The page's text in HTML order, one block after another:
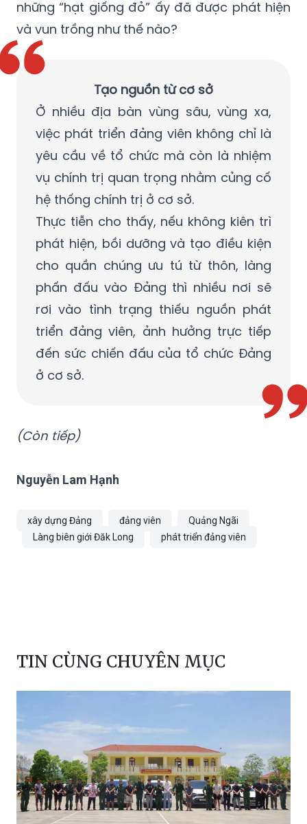
những “hạt giống đỏ” ấy đã được phát hiện
và vun trồng như thế nào?
Tạo nguồn từ cơ sở
Ở nhiều địa bàn vùng sâu, vùng xa,
việc phát triển đảng viên không chỉ là
yêu cầu về tổ chức mà còn là nhiệm
vụ chính trị quan trọng nhằm củng cố
hệ thống chính trị ở cơ sở.
Thực tiễn cho thấy, nếu không kiên trì
phát hiện, bồi dưỡng và tạo điều kiện
cho quần chúng ưu tú từ thôn, làng
phấn đấu vào Đảng thì nhiều nơi sẽ
rơi vào tình trạng thiếu nguồn phát
triển đảng viên, ảnh hưởng trực tiếp
đến sức chiến đấu của tổ chức Đảng
ở cơ sở.
(Còn tiếp)
Nguyễn Lam Hạnh
xây dựng Đảng đảng viên
Quảng Ngãi
Làng biên giới Đăk Long
phát triển đảng viên
TIN CÙNG CHUYÊN MỤC